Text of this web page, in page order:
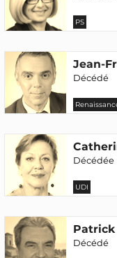
PS
Jean-
Décédé
Décédée
UDI
Patrick
Décédé